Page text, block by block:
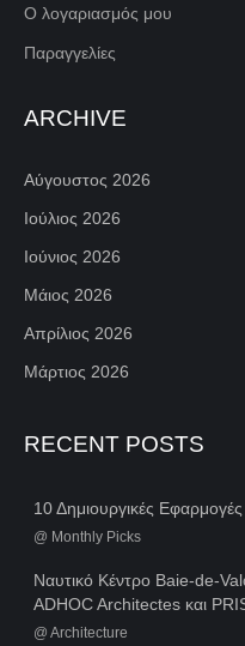
Ο λογαριασμός μου
Παραγγελίες
ARCHIVE
Αύγουστος 2026
Ιούλιος 2026
Ιούνιος 2026
Μάιος 2026
Απρίλιος 2026
Μάρτιος 2026
RECENT POSTS
10 Δημιουργικές Εφαρμογές
@ Monthly Picks
Ναυτικό Κέντρο Baie-de-
ADHOC Architectes και
@ Architecture